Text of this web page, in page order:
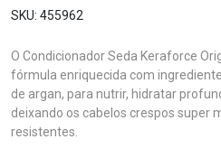
455962
O Condicionador Seda Keraforce
fórmula enriquecida com
de argan, para nutrir, hidratar
deixando os cabelos crespos super
resistentes.